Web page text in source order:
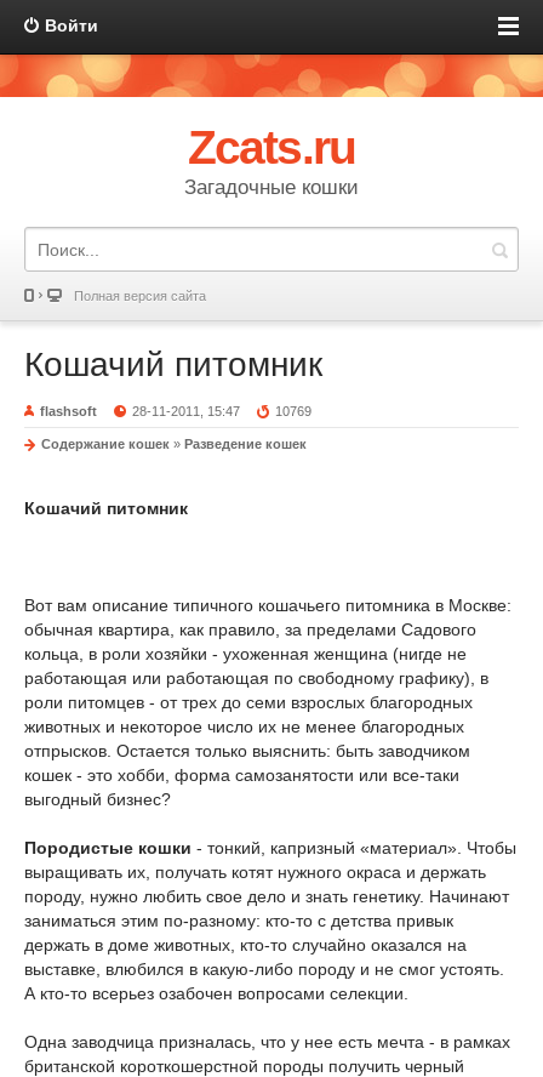
Войти
Zcats.ru
Загадочные кошки
Полная версия сайта
Кошачий питомник
flashsoft 28-11-2011, 15:47 10769
Содержание кошек » Разведение кошек
Кошачий питомник
Вот вам описание типичного кошачьего питомника в Москве:
обычная квартира, как правило, за пределами Садового
кольца, в роли хозяйки - ухоженная женщина (нигде не
работающая или работающая по свободному графику), в
роли питомцев - от трех до семи взрослых благородных
животных и некоторое число их не менее благородных
отпрысков. Остается только выяснить: быть заводчиком
кошек - это хобби, форма самозанятости или все-таки
выгодный бизнес?
Породистые кошки - тонкий, капризный «материал». Чтобы
выращивать их, получать котят нужного окраса и держать
породу, нужно любить свое дело и знать генетику. Начинают
заниматься этим по-разному: кто-то с детства привык
держать в доме животных, кто-то случайно оказался на
выставке, влюбился в какую-либо породу и не смог устоять.
А кто-то всерьез озабочен вопросами селекции.
Одна заводчица призналась, что у нее есть мечта - в рамках
британской короткошерстной породы получить черный